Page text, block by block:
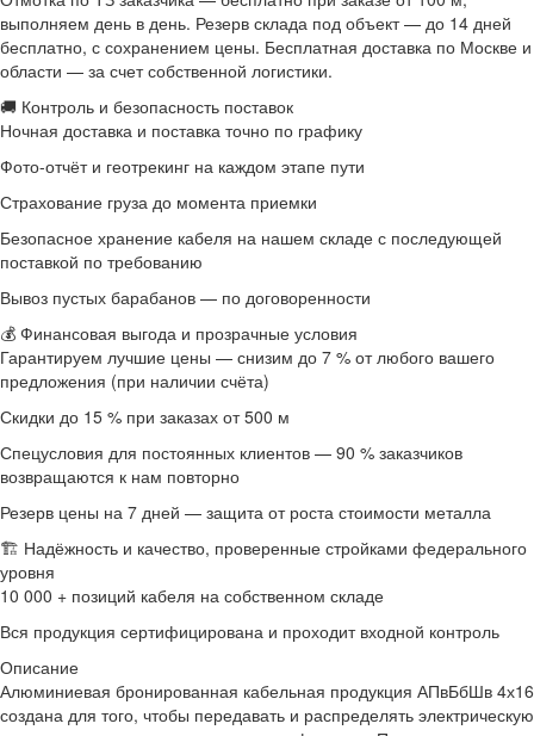
выполняем день в день. Резерв склада под объект — до 14 дней
бесплатно, с сохранением цены. Бесплатная доставка по Москве и
области — за счет собственной логистики.
🚚 Контроль и безопасность поставок
Ночная доставка и поставка точно по графику
Фото-отчёт и геотрекинг на каждом этапе пути
Страхование груза до момента приемки
Безопасное хранение кабеля на нашем складе с последующей
поставкой по требованию
Вывоз пустых барабанов — по договоренности
💰 Финансовая выгода и прозрачные условия
Гарантируем лучшие цены — снизим до 7 % от любого вашего
предложения (при наличии счёта)
Скидки до 15 % при заказах от 500 м
Спецусловия для постоянных клиентов — 90 % заказчиков
возвращаются к нам повторно
Резерв цены на 7 дней — защита от роста стоимости металла
🏗 Надёжность и качество, проверенные стройками федерального
уровня
10 000 + позиций кабеля на собственном складе
Вся продукция сертифицирована и проходит входной контроль
Описание
Алюминиевая бронированная кабельная продукция АПвБбШв 4х16
создана для того, чтобы передавать и распределять электрическую